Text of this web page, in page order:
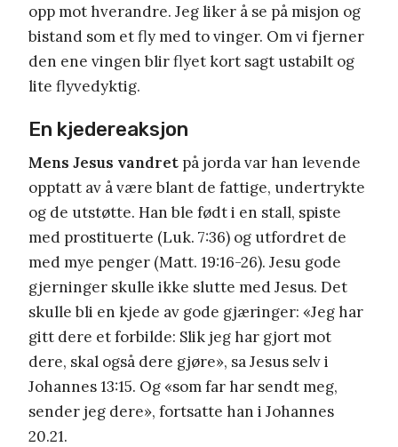
opp mot hverandre. Jeg liker å se på misjon og
bistand som et fly med to vinger. Om vi fjerner
den ene vingen blir flyet kort sagt ustabilt og
lite flyvedyktig.
En kjedereaksjon
Mens Jesus vandret på jorda var han levende
opptatt av å være blant de fattige, undertrykte
og de utstøtte. Han ble født i en stall, spiste
med prostituerte (Luk. 7:36) og utfordret de
med mye penger (Matt. 19:16-26). Jesu gode
gjerninger skulle ikke slutte med Jesus. Det
skulle bli en kjede av gode gjæringer: «Jeg har
gitt dere et forbilde: Slik jeg har gjort mot
dere, skal også dere gjøre», sa Jesus selv i
Johannes 13:15. Og «som far har sendt meg,
sender jeg dere», fortsatte han i Johannes
20.21.